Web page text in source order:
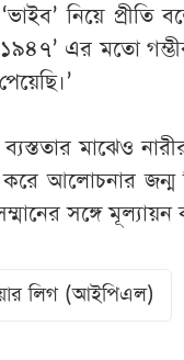
নিয়ে প্রীতি
এর মতো
মাঝেও
আলোচনার জন্ম
সঙ্গে মূল্যায়ন
লিগ (আইপিএল)